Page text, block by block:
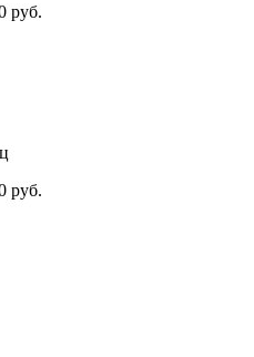
руб.
руб.